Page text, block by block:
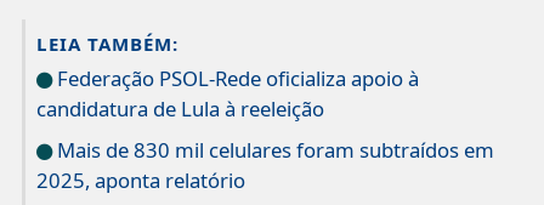
LEIA TAMBÉM:
Federação PSOL-Rede oficializa apoio à
candidatura de Lula à reeleição
Mais de 830 mil celulares foram subtraídos em
2025, aponta relatório